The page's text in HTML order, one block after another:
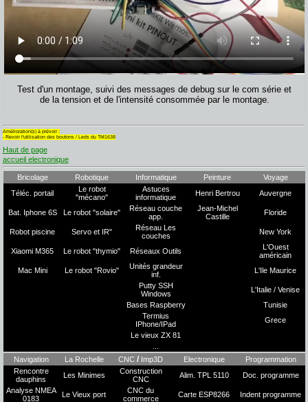
Test d'un montage, suivi des messages de debug sur le com série et
de la tension et de l'intensité consommée par le montage.
Amélioration(s) à prévoir :
- Revoir l'utilisation des boutons / Leds du TM1638
Haut de page
accueil electronique
Bricolage Robotique Informatique Peinture
Voyage
Téléc. portail
Le robot
"mécano"
Astuces
informatique
Henri Bertrou Auvergne
Bat. Iphone 6S Le robot "solaire"
Réseau couche
app.
Jean-Michel
Castille
Floride
Robot piscine Servo et IR"
Réseau Les
couches
New York
Xiaomi M365 Le robot "thymio" Réseaux Outils
L'Ouest
américain
Mac Mini
Le robot "Rovio"
Unités grandeur
inf.
L'Ile Maurice
Putty SSH
Windows
L'Italie / Venise
Bases Raspberry
Tunisie
Termius
IPhone/IPad
Grece
Le vieux ZX 81
Navigation
La Rochelle CNC / Imp3D Electronique
Programmation
Rencontre
dauphins
Les Minimes
Construction
CNC
Alim. TPL 5110
Doc. programme
Analyse NMEA
0183
Le Vieux port
CNC du
commerce
Carte ESP8266 Indent programme